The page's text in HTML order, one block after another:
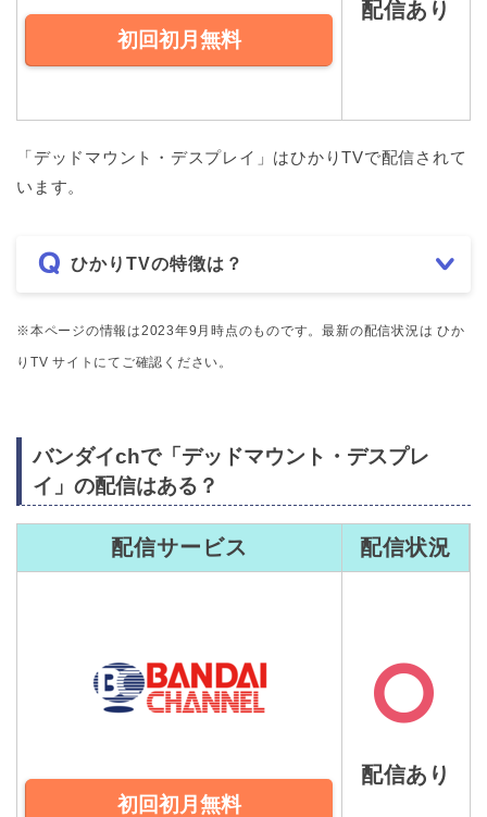
初回初月無料
配信あり
「デッドマウント・デスプレイ」はひかりTVで配信されて
います。
ひかりTVの特徴は？
※本ページの情報は2023年9月時点のものです。最新の配信状況は ひか
りTV サイトにてご確認ください。
バンダイchで「デッドマウント・デスプレ
イ」の配信はある？
配信サービス 配信状況
初回初月無料
配信あり